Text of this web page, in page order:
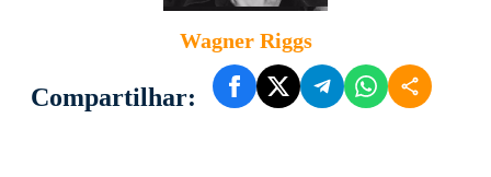
Wagner Riggs
Compartilhar: